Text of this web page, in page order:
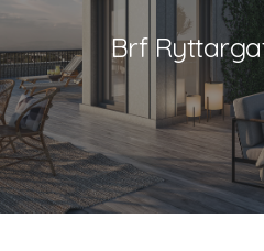
LOGGA
Brf